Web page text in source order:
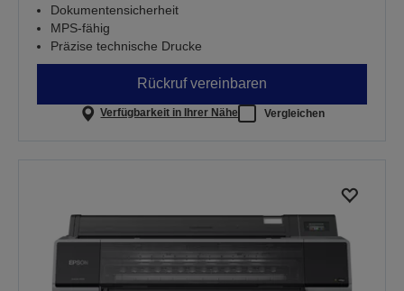
Dokumentensicherheit
MPS-fähig
Präzise technische Drucke
Rückruf vereinbaren
Verfügbarkeit in Ihrer Nähe Vergleichen